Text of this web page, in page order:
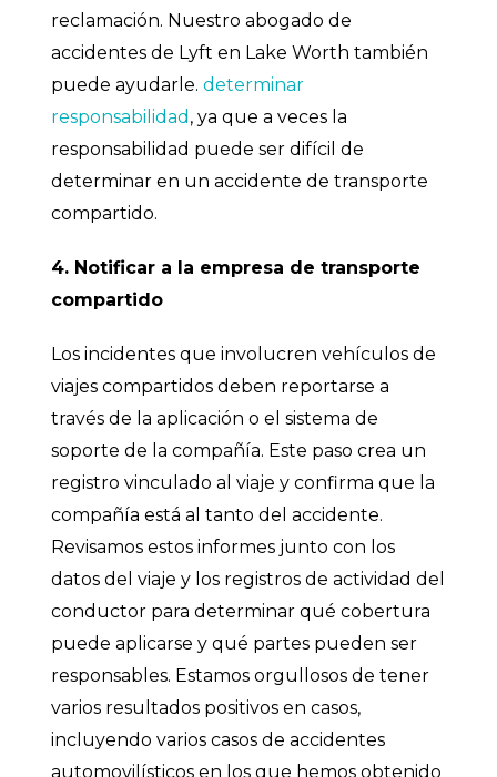
reclamación. Nuestro abogado de
accidentes de Lyft en Lake Worth también
puede ayudarle. determinar
responsabilidad , ya que a veces la
responsabilidad puede ser difícil de
determinar en un accidente de transporte
compartido.
4. Notificar a la empresa de transporte
compartido
Los incidentes que involucren vehículos de
viajes compartidos deben reportarse a
través de la aplicación o el sistema de
soporte de la compañía. Este paso crea un
registro vinculado al viaje y confirma que la
compañía está al tanto del accidente.
Revisamos estos informes junto con los
datos del viaje y los registros de actividad del
conductor para determinar qué cobertura
puede aplicarse y qué partes pueden ser
responsables. Estamos orgullosos de tener
varios resultados positivos en casos,
incluyendo varios casos de accidentes
automovilísticos en los que hemos obtenido